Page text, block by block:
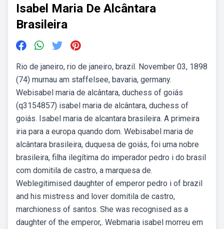
Isabel Maria De Alcântara
Brasileira
Rio de janeiro, rio de janeiro, brazil. November 03, 1898
(74) murnau am staffelsee, bavaria, germany.
Webisabel maria de alcântara, duchess of goiás
(q3154857) isabel maria de alcântara, duchess of
goiás. Isabel maria de alcantara brasileira. A primeira
iria para a europa quando dom. Webisabel maria de
alcântara brasileira, duquesa de goiás, foi uma nobre
brasileira, filha ilegítima do imperador pedro i do brasil
com domitila de castro, a marquesa de.
Weblegitimised daughter of emperor pedro i of brazil
and his mistress and lover domitila de castro,
marchioness of santos. She was recognised as a
daughter of the emperor,. Webmaria isabel morreu em